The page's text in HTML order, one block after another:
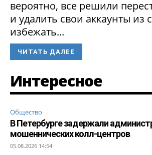
вероятно, все решили
и удалить свои аккаунты из
избежать...
ЧИТАТЬ ДАЛЕЕ
Интересное
Общество
В Петербурге задержали
мошеннических колл-центров
05.08.2026 14:54